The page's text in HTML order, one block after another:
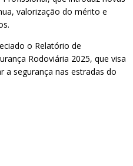
valorização do mérito e
o Relatório de
Rodoviária 2025, que visa
a segurança nas estradas do